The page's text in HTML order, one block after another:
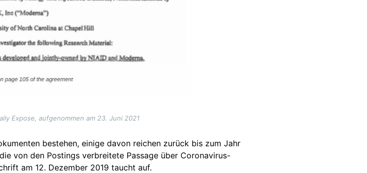
Expose, aufgenommen am 23. Juni 2021
bestehen, einige davon reichen zurück bis zum Jahr
von den Postings verbreitete Passage über Coronavirus-
am 12. Dezember 2019 taucht auf.